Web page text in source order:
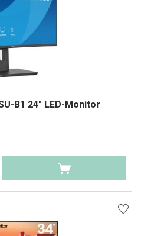
B1 24" LED-Monitor